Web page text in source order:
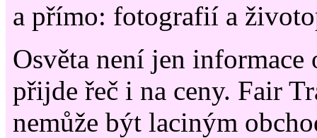
a přímo: fotografií a
Osvěta není jen
přijde řeč i na ceny. Fair
nemůže být laciným